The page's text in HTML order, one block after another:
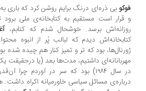
بی ذره‌ای درنگ برایم روشن کرد که باری به آن
است مستقیم به کتابخانه‌ی ملی برود تا به
برسد. خوشحال شدم که کتابم،آغازها
دیدم که لبالب پُر از انبوه محتوا، از
بود که تر و تمیز کنار هم چیده شده
داشتیم، مدت‌ها بعد (یا درحقیقت یک
در سال ۱۹۸۴) بود که سر در آوردم چرا آن‌قدر
مسائل سیاسی خاورمیانه اکراه داشت. هر دوِ